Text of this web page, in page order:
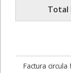
Total
Factura